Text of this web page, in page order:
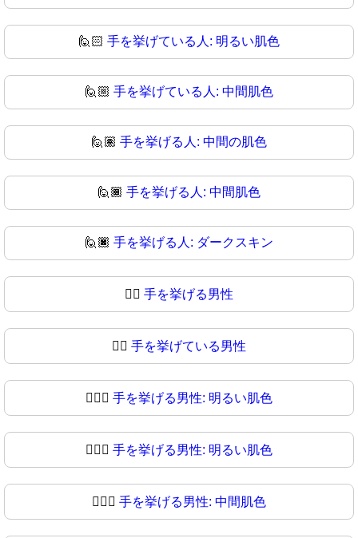
🙋🏻 手を挙げている人: 明るい肌色
🙋🏼 手を挙げている人: 中間肌色
🙋🏽 手を挙げる人: 中間の肌色
🙋🏾 手を挙げる人: 中間肌色
🙋🏿 手を挙げる人: ダークスキン
🙋‍♂️ 手を挙げる男性
🙋‍♂ 手を挙げている男性
🙋🏻‍♂️ 手を挙げる男性: 明るい肌色
🙋🏻‍♂ 手を挙げる男性: 明るい肌色
🙋🏼‍♂️ 手を挙げる男性: 中間肌色